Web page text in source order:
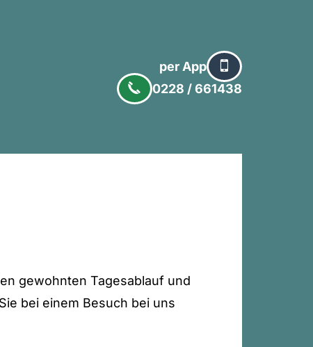
per App
0228 / 661438
gewohnten Tagesablauf und
bei einem Besuch bei uns